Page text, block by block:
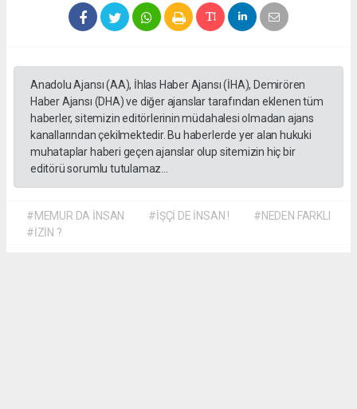
Anadolu Ajansı (AA), İhlas Haber Ajansı (İHA), Demirören
Haber Ajansı (DHA) ve diğer ajanslar tarafından eklenen tüm
haberler, sitemizin editörlerinin müdahalesi olmadan ajans
kanallarından çekilmektedir. Bu haberlerde yer alan hukuki
muhataplar haberi geçen ajanslar olup sitemizin hiç bir
editörü sorumlu tutulamaz...
#MEMUR DA İNSAN #İŞÇİ DE İNSAN !
#NEDEN FARKLI
#İZİN ?